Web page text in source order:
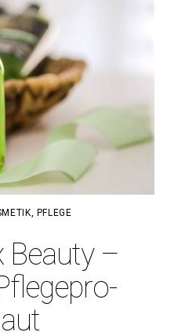
, PFLEGE
Beauty –